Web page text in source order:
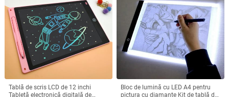
Tablă de scris LCD de 12 inchi
Tabletă electronică digitală de
Bloc de lumină cu LED A4 pentru
pictura cu diamante Kit de tablă de